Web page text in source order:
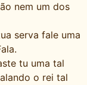
nem um dos
serva fale uma
tu uma tal
o rei tal